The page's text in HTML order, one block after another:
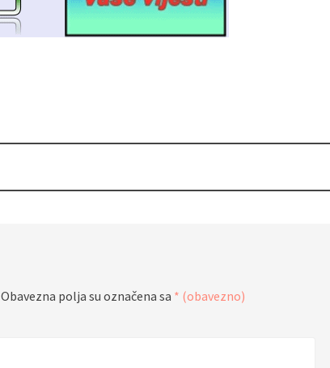
Obavezna polja su označena sa * (obavezno)